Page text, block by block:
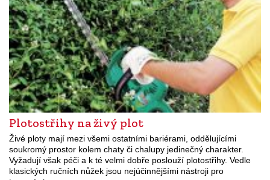
Plotostřihy na živý plot
Živé ploty mají mezi všemi ostatními bariérami, oddělujícími
soukromý prostor kolem chaty či chalupy jedinečný charakter.
Vyžadují však péči a k té velmi dobře poslouží plotostřihy. Vedle
klasických ručních nůžek jsou nejúčinnějšími nástroji pro